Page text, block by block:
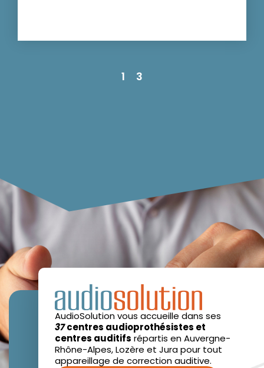
1 3
AudioSolution vous accueille dans ses
37centres audioprothésistes et
centres auditifs répartis en Auvergne-
Rhône-Alpes, Lozère et Jura pour tout
appareillage de correction auditive.